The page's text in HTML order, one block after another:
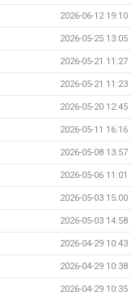
2026-06-12 19:10
2026-05-25 13:05
2026-05-21 11:27
2026-05-21 11:23
2026-05-20 12:45
2026-05-11 16:16
2026-05-08 13:57
2026-05-06 11:01
2026-05-03 15:00
2026-05-03 14:58
2026-04-29 10:43
2026-04-29 10:38
2026-04-29 10:35